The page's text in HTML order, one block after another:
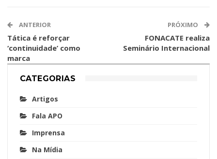
ANTERIOR
Tática é reforçar
‘continuidade’ como
marca
PRÓXIMO
FONACATE realiza
Seminário Internacional
CATEGORIAS
Artigos
Fala APO
Imprensa
Na Mídia